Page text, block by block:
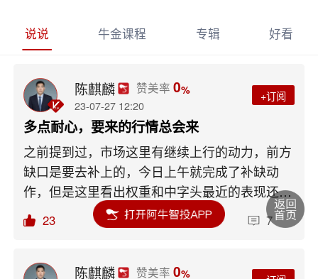
说说 牛金课程 专辑 好看
陈麒麟 赞美率 0%
23-07-27 12:20
+订阅
多点耐心，要来的行情总会来
之前提到过，市场这里有继续上行的动力，前方
缺口是要去补上的，今日上午就完成了补缺动
作，但是这里看出权重和中字头最近的表现还是
可圈可点，而且依然保持可操作的节奏范围里。
点掌全指图来源：阿牛智投从全指去看，可以很
股可操作性状态中，但是这几日的行情主要还是
23 打赏 收藏 7
陈麒麟 赞美率 0%